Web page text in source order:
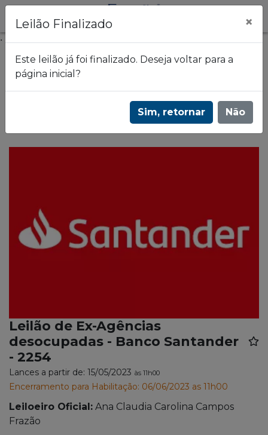
.
Frazão Leilões
Leilão de Ex-Agências desocupadas - Banco
Leilão de Ex-Agências
desocupadas - Banco Santander
- 2254
Lances a partir de: 15/05/2023 às 11h00
Encerramento para Habilitação: 06/06/2023 as 11h00
Leiloeiro Oficial: Ana Claudia Carolina Campos
Frazão
Leilão Finalizado ×
Este leilão já foi finalizado. Deseja voltar para a
página inicial?
Sim, retornar Não